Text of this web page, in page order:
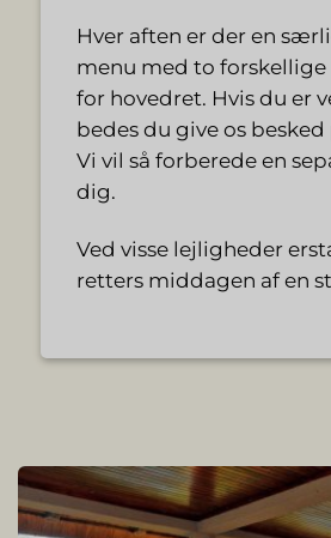
Hver aften er der en
menu med to
for hovedret. Hvis du er
bedes du give os
Vi vil så forberede en
dig.
Ved visse lejligheder
retters middagen af en